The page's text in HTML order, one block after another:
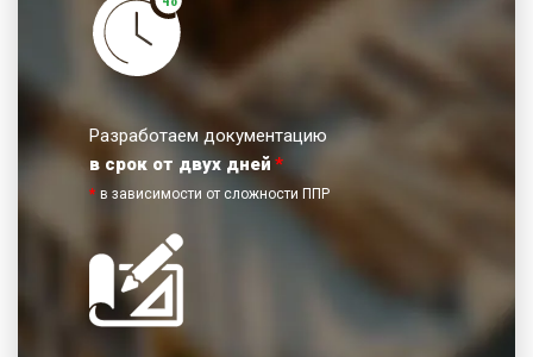
Разработаем документацию
в срок от двух дней *
* в зависимости от сложности ППР